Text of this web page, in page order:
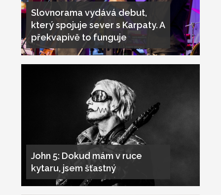
Slovnorama vydává debut,
který spojuje sever s Karpaty. A
překvapivě to funguje
John 5: Dokud mám v ruce
kytaru, jsem šťastný